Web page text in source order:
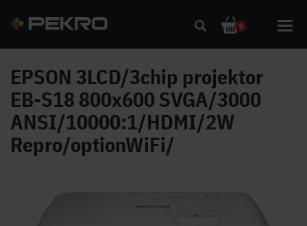
0
EPSON 3LCD/3chip projektor
EB-S18 800x600 SVGA/3000
ANSI/10000:1/HDMI/2W
Repro/optionWiFi/